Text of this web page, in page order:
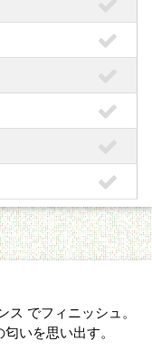
ス でフィニッシュ。
いを思い出す。